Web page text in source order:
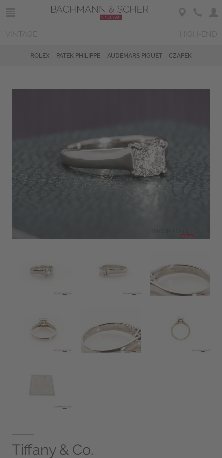
ROLEX PATEK PHILIPPE AUDEMARS PIGUET CZAPEK
Tiffany & Co.